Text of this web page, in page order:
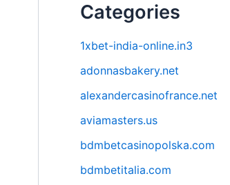
Categories
1xbet-india-online.in3
adonnasbakery.net
alexandercasinofrance.net
aviamasters.us
bdmbetcasinopolska.com
bdmbetitalia.com